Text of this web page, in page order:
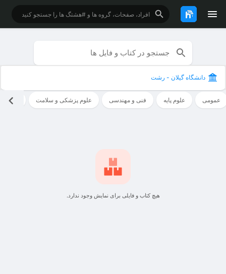
دانشگاه گیلان - رشت
عمومی علوم پایه فنی و مهندسی علوم پزشکی و سلامت علوم
هیچ کتاب و فایلی برای نمایش وجود ندارد.